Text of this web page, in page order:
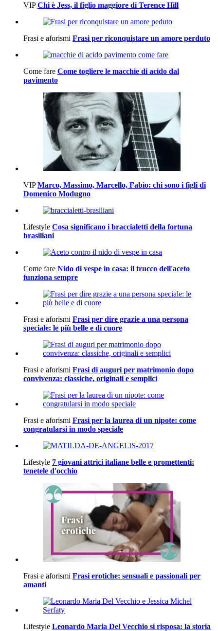
VIP Chi è Jess, il figlio maggiore di Terence Hill
Frasi e aforismi Frasi per riconquistare un amore perduto
Come fare Come togliere le macchie di acido dal
pavimento
VIP Marco, Massimo, Marcello, Fabio: chi sono i figli di
Domenico Modugno
Lifestyle Cosa significano i braccialetti della fortuna
brasiliani
Come fare Nido di vespe in casa: il trucco dell'aceto
funziona sempre
Frasi e aforismi Frasi per dire grazie a una persona
speciale: le più belle e di cuore
Frasi e aforismi Frasi di auguri per matrimonio dopo
convivenza: classiche, originali e semplici
Frasi e aforismi Frasi per la laurea di un nipote: come
congratularsi in modo speciale
Lifestyle 7 giovani attrici italiane belle e promettenti:
tenetele d'occhio
Frasi e aforismi Frasi erotiche: sensuali e passionali per
amanti
Lifestyle Leonardo Maria Del Vecchio si risposa: la storia